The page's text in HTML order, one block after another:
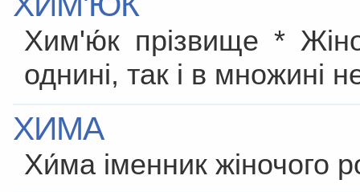
Хим'ю́к прізвище *
однині, так і в множині
ХИМА
Хи́ма іменник жіночого